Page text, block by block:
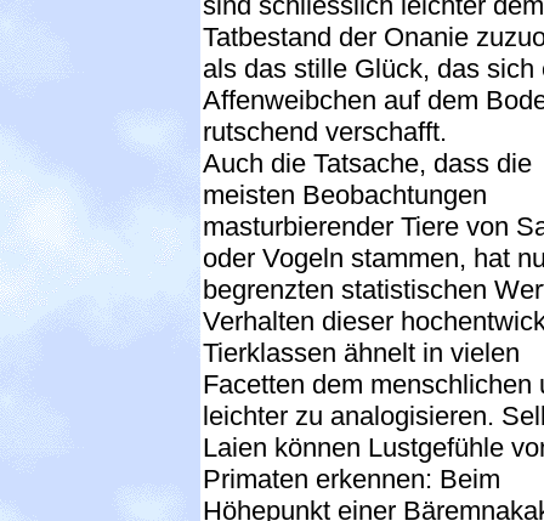
Tatbestand der Onanie
als das stille Glück, das sich
Affenweibchen auf dem
rutschend verschafft.
Auch die Tatsache, dass die
meisten Beobachtungen
masturbierender Tiere von
oder Vogeln stammen, hat
begrenzten statistischen
Verhalten dieser
Tierklassen ähnelt in vielen
Facetten dem menschlichen
leichter zu analogisieren.
Laien können Lustgefühle
Primaten erkennen: Beim
Höhepunkt einer